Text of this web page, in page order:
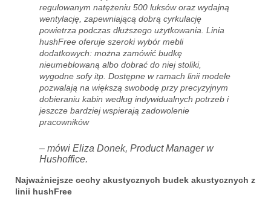
regulowanym natężeniu 500 luksów oraz wydajną
wentylację, zapewniającą dobrą cyrkulację
powietrza podczas dłuższego użytkowania. Linia
hushFree oferuje szeroki wybór mebli
dodatkowych: można zamówić budkę
nieumeblowaną albo dobrać do niej stoliki,
wygodne sofy itp. Dostępne w ramach linii modele
pozwalają na większą swobodę przy precyzyjnym
dobieraniu kabin według indywidualnych potrzeb i
jeszcze bardziej wspierają zadowolenie
pracowników
– mówi Eliza Donek, Product Manager w
Hushoffice.
Najważniejsze cechy akustycznych budek akustycznych z
linii hushFree